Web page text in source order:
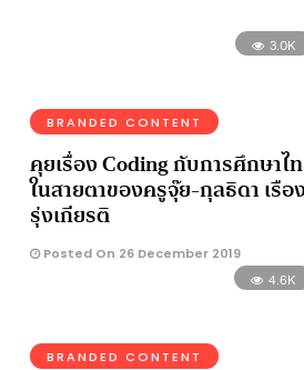
3.0K
BRANDED CONTENT
คุยเรื่อง Coding กับการศึกษาไ
ในสายตาของครูจุ๊ย-กุลธิดา เรือ
รุ่งเกียรติ
Posted On 26 December 2019
4.6K
BRANDED CONTENT